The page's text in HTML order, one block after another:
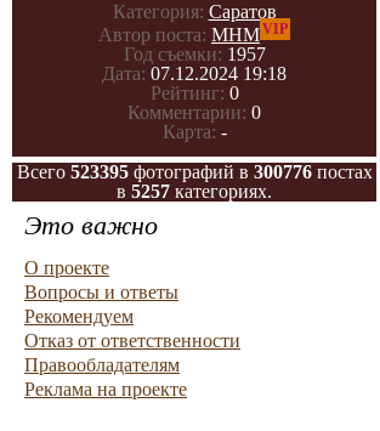
Категория: Саратов
Автор поста: МНМVIP
Год съемки: 1957
Дата: 07.12.2024 19:18
Рейтинг: 0
Комментарии: 0
Карта: -
Всего 523395фотографий в 300776постах
в 5257 категориях.
Это важно
О проекте
Вопросы и ответы
Рекомендуем
Отказ от ответственности
Правообладателям
Реклама на проекте